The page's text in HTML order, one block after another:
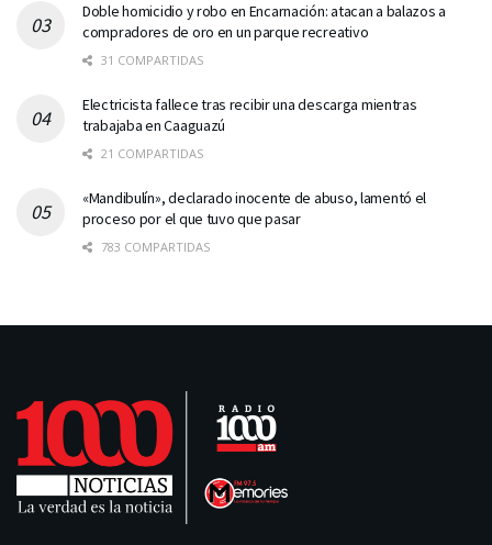
Doble homicidio y robo en Encarnación: atacan a balazos a
compradores de oro en un parque recreativo
31 COMPARTIDAS
Electricista fallece tras recibir una descarga mientras
trabajaba en Caaguazú
21 COMPARTIDAS
«Mandibulín», declarado inocente de abuso, lamentó el
proceso por el que tuvo que pasar
783 COMPARTIDAS